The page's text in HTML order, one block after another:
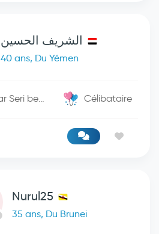
الشريف الحسين
40 ans, Du Yémen
Brunei / Bandar Seri begwan Célibataire
Nurul25
35 ans, Du Brunei